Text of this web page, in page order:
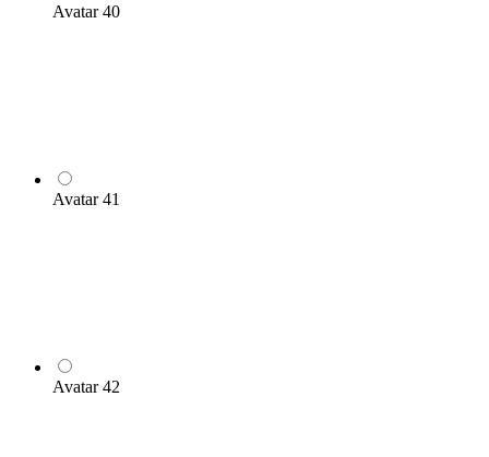
Avatar 40
Avatar 41
Avatar 42